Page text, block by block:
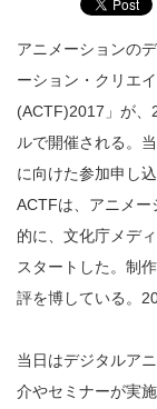
アニメーションの
ーション・クリエ
(ACTF)2017」が、
ルで開催される。
に向けた参加申し
ACTFは、アニメー
的に、文化庁メデ
スタートした。制
評を博している。
当日はデジタルア
介やセミナーが実